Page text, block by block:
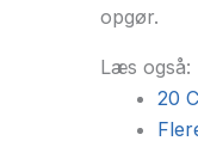
opgør.
Læs også:
20